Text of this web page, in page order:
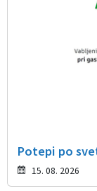
Potepi po
15. 08. 2026